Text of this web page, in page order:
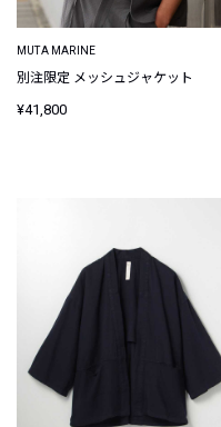
MUTA MARINE
別注限定 メッシュジャケット
¥41,800